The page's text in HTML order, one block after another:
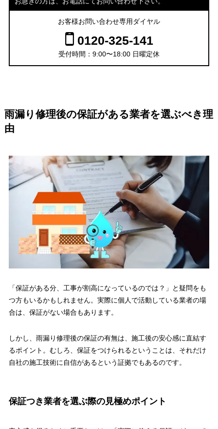
お客様お問い合わせ専用ダイヤル
0120-325-141
受付時間：9:00〜18:00 日曜定休
雨漏り修理後の保証がある業者を選ぶべき理
由
「保証がある分、工事が割高になっているのでは？」と疑問をも
つ方もいるかもしれません。実際に個人で活動している業者の場
合は、保証がない場合もあります。
しかし、雨漏り修理後の保証の有無は、施工後の安心感に直結す
るポイント。むしろ、保証をつけられるということは、それだけ
自社の施工技術に自信があるという証拠でもあるのです。
保証つき業者を選ぶ際の見極めポイント